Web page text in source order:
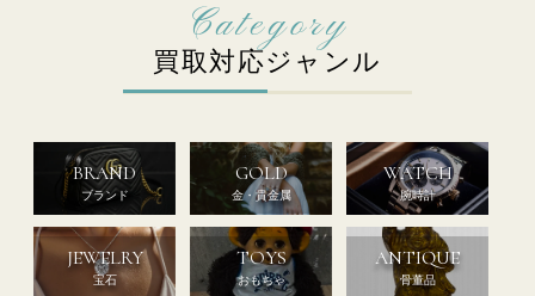
買取対応ジャンル
BRAND
ブランド
GOLD
金・貴金属
WATCH
腕時計
JEWELRY
宝石
TOYS
おもちゃ
ANTIQUE
骨董品